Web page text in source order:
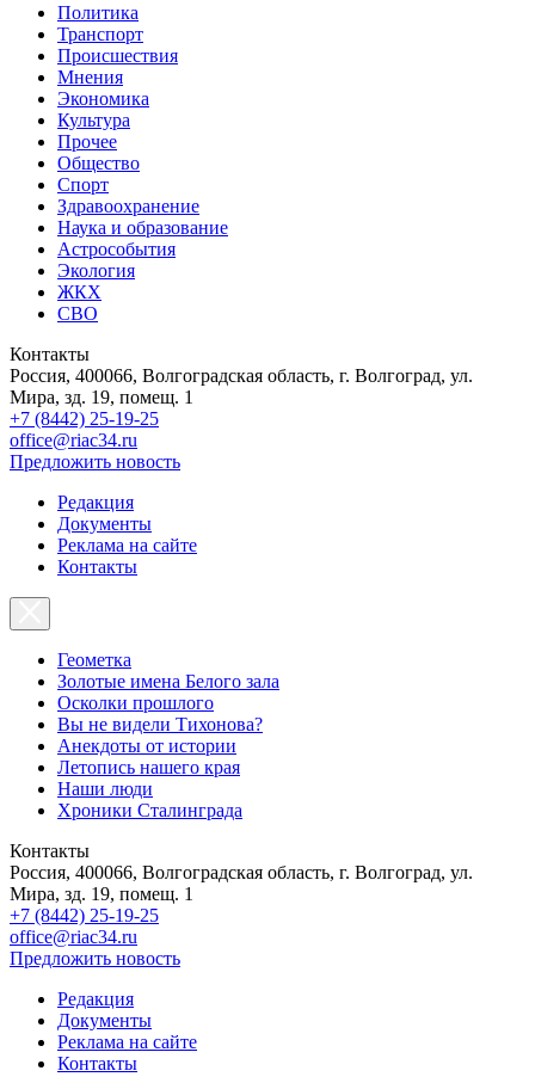
Политика
Транспорт
Происшествия
Мнения
Экономика
Культура
Прочее
Общество
Спорт
Здравоохранение
Наука и образование
Астрособытия
Экология
ЖКХ
СВО
Контакты
Россия, 400066, Волгоградская область, г. Волгоград, ул.
Мира, зд. 19, помещ. 1
+7 (8442) 25-19-25
office@riac34.ru
Предложить новость
Редакция
Документы
Реклама на сайте
Контакты
Геометка
Золотые имена Белого зала
Осколки прошлого
Вы не видели Тихонова?
Анекдоты от истории
Летопись нашего края
Наши люди
Хроники Сталинграда
Контакты
Россия, 400066, Волгоградская область, г. Волгоград, ул.
Мира, зд. 19, помещ. 1
+7 (8442) 25-19-25
office@riac34.ru
Предложить новость
Редакция
Документы
Реклама на сайте
Контакты